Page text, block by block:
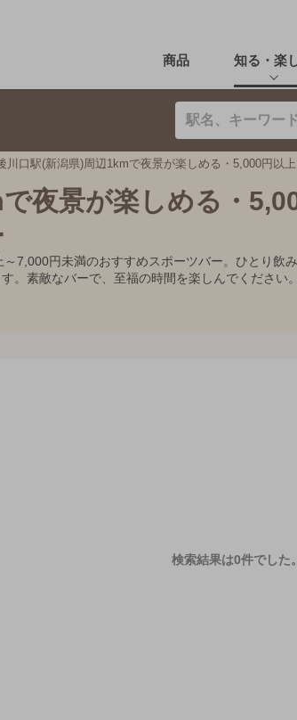
商品 知る・楽
川口駅(新潟県)周辺1kmで夜景が楽しめる・5,000円以
夜景が楽しめる・
7,000円未満のおすすめスポーツバー。ひとり飲
。素敵なバーで、至福の時間を楽しんでください。
検索結果は0件でした。